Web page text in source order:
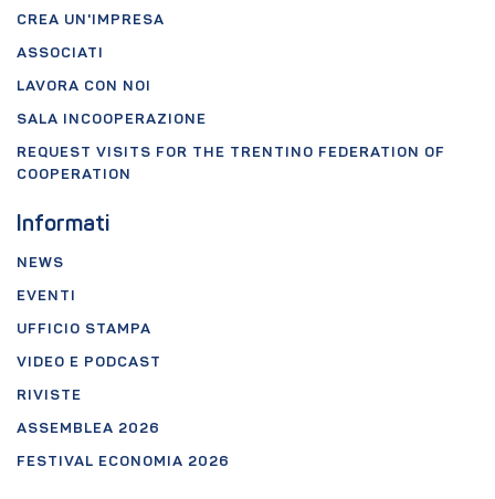
CREA UN'IMPRESA
ASSOCIATI
LAVORA CON NOI
SALA INCOOPERAZIONE
REQUEST VISITS FOR THE TRENTINO FEDERATION OF
COOPERATION
Informati
NEWS
EVENTI
UFFICIO STAMPA
VIDEO E PODCAST
RIVISTE
ASSEMBLEA 2026
FESTIVAL ECONOMIA 2026